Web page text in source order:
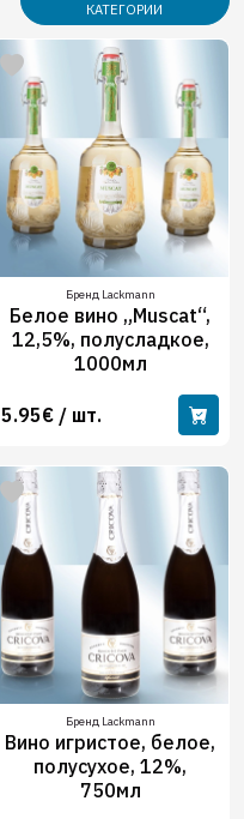
КАТЕГОРИИ
Бренд Lackmann
Белое вино „Muscat“,
12,5%, полусладкое,
1000мл
5.95€ / шт.
Бренд Lackmann
Вино игристое, белое,
полусухое, 12%,
750мл